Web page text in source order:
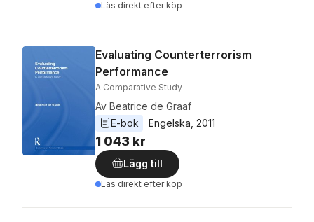
Läs direkt efter köp
Evaluating Counterterrorism
Performance
A Comparative Study
Av Beatrice de Graaf
E-bok
Engelska 2011
1 043 kr
Lägg till
Läs direkt efter köp